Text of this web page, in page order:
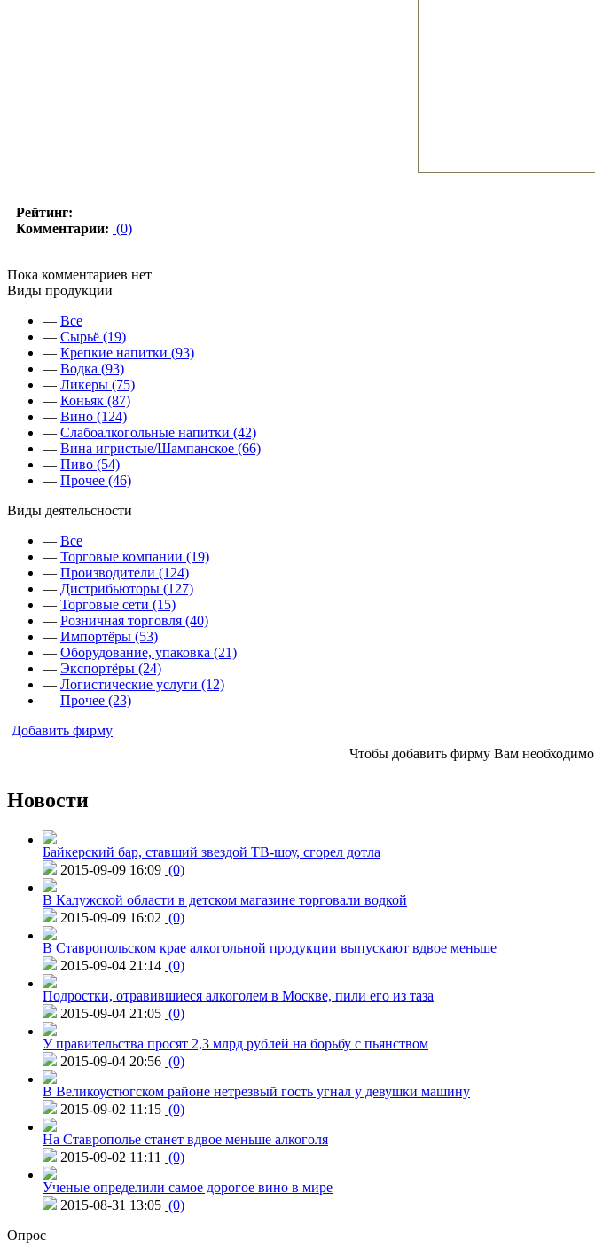
Рейтинг:
Комментарии: (0)
Пока комментариев нет
Виды продукции
— Все
— Сырьё (19)
— Крепкие напитки (93)
— Водка (93)
— Ликеры (75)
— Коньяк (87)
— Вино (124)
— Слабоалкогольные напитки (42)
— Вина игристые/Шампанское (66)
— Пиво (54)
— Прочее (46)
Виды деятельсности
— Все
— Торговые компании (19)
— Производители (124)
— Дистрибьюторы (127)
— Торговые сети (15)
— Розничная торговля (40)
— Импортёры (53)
— Оборудование, упаковка (21)
— Экспортёры (24)
— Логистические услуги (12)
— Прочее (23)
Добавить фирму
Чтобы добавить фирму Вам необходимо
Новости
Байкерский бар, ставший звездой ТВ-шоу, сгорел дотла
2015-09-09 16:09 (0)
В Калужской области в детском магазине торговали водкой
2015-09-09 16:02 (0)
В Ставропольском крае алкогольной продукции выпускают вдвое меньше
2015-09-04 21:14 (0)
Подростки, отравившиеся алкоголем в Москве, пили его из таза
2015-09-04 21:05 (0)
У правительства просят 2,3 млрд рублей на борьбу с пьянством
2015-09-04 20:56 (0)
В Великоустюгском районе нетрезвый гость угнал у девушки машину
2015-09-02 11:15 (0)
На Ставрополье станет вдвое меньше алкоголя
2015-09-02 11:11
(0)
Ученые определили самое дорогое вино в мире
2015-08-31 13:05 (0)
Опрос